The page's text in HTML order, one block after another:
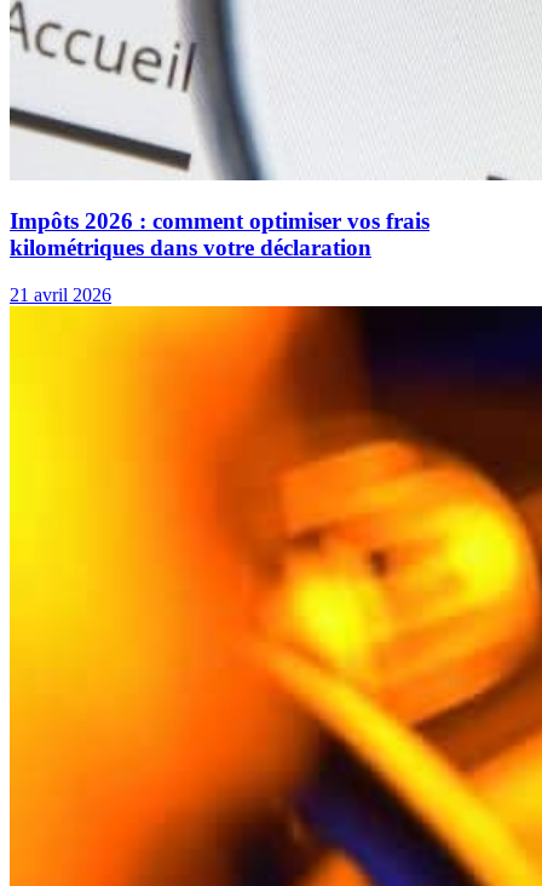
Impôts 2026 : comment optimiser vos frais
kilométriques dans votre déclaration
21 avril 2026